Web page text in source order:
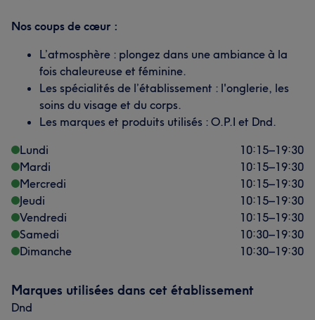
Nos coups de cœur :
L’atmosphère : plongez dans une ambiance à la
fois chaleureuse et féminine.
Les spécialités de l’établissement : l'onglerie, les
soins du visage et du corps.
Les marques et produits utilisés : O.P.I et Dnd.
Lundi
10:15–19:30
Mardi
10:15–19:30
Mercredi
10:15–19:30
Jeudi
10:15–19:30
Vendredi
10:15–19:30
Samedi
10:30–19:30
Dimanche
10:30–19:30
Marques utilisées dans cet établissement
Dnd